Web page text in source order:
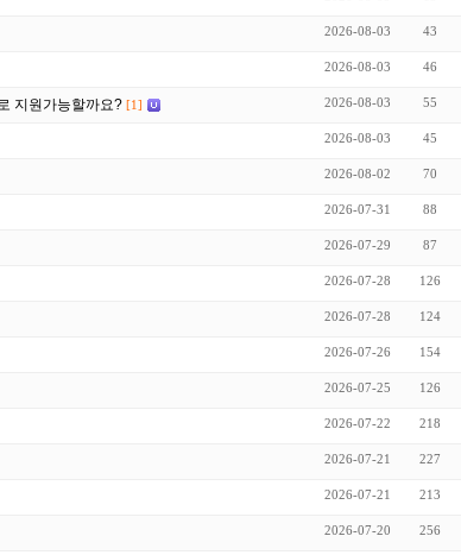
2026-08-03 43
2026-08-03 46
지원가능할까요? [1] 2026-08-03 55
2026-08-03 45
2026-08-02 70
2026-07-31 88
2026-07-29 87
2026-07-28 126
2026-07-28 124
2026-07-26 154
2026-07-25 126
2026-07-22 218
2026-07-21 227
2026-07-21 213
2026-07-20 256